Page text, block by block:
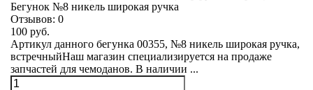
Бегунок №8 никель широкая ручка
Отзывов: 0
100 руб.
Артикул данного бегунка 00355, №8 никель широкая ручка,
встречныйНаш магазин специализируется на продаже
запчастей для чемоданов. В наличии ...